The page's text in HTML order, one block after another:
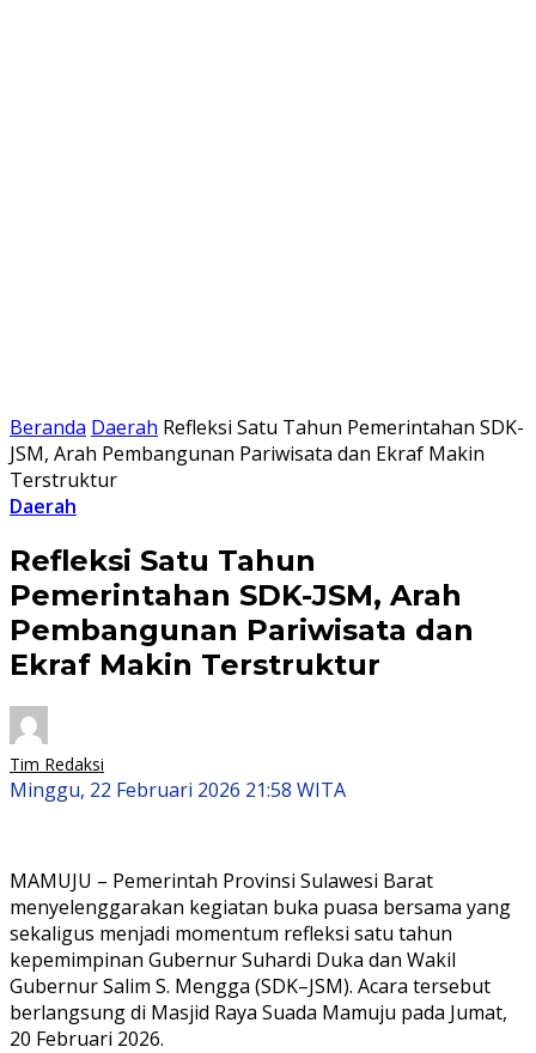
Beranda Daerah Refleksi Satu Tahun Pemerintahan SDK-
JSM, Arah Pembangunan Pariwisata dan Ekraf Makin
Terstruktur
Daerah
Refleksi Satu Tahun
Pemerintahan SDK-JSM, Arah
Pembangunan Pariwisata dan
Ekraf Makin Terstruktur
Tim Redaksi
Minggu, 22 Februari 2026 21:58 WITA
MAMUJU – Pemerintah Provinsi Sulawesi Barat
menyelenggarakan kegiatan buka puasa bersama yang
sekaligus menjadi momentum refleksi satu tahun
kepemimpinan Gubernur Suhardi Duka dan Wakil
Gubernur Salim S. Mengga (SDK–JSM). Acara tersebut
berlangsung di Masjid Raya Suada Mamuju pada Jumat,
20 Februari 2026.